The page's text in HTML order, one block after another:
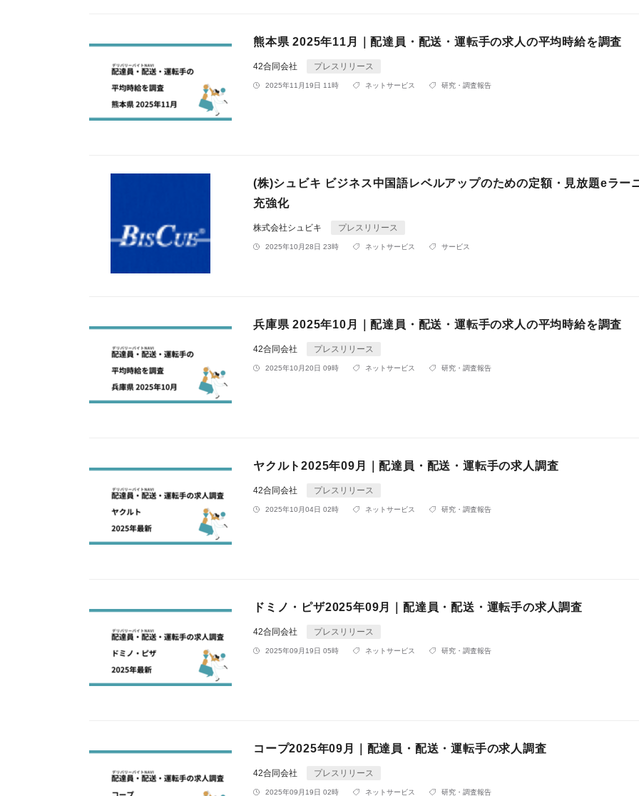
熊本県 2025年11月｜配達員・配送・運転手の求人の平均時給を調査
42合同会社 プレスリリース
2025年11月19日 11時 ネットサービス 研究・調査報告
(株)シュビキ ビジネス中国語レベルアップのための定額・見放題eラー
充強化
株式会社シュビキ プレスリリース
2025年10月28日 23時 ネットサービス サービス
兵庫県 2025年10月｜配達員・配送・運転手の求人の平均時給を調査
42合同会社 プレスリリース
2025年10月20日 09時 ネットサービス 研究・調査報告
ヤクルト2025年09月｜配達員・配送・運転手の求人調査
42合同会社 プレスリリース
2025年10月04日 02時 ネットサービス 研究・調査報告
ドミノ・ピザ2025年09月｜配達員・配送・運転手の求人調査
42合同会社 プレスリリース
2025年09月19日 05時 ネットサービス 研究・調査報告
コープ2025年09月｜配達員・配送・運転手の求人調査
42合同会社 プレスリリース
2025年09月19日 02時 ネットサービス 研究・調査報告